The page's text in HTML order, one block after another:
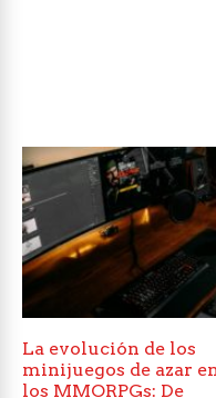
La evolución de los
minijuegos de azar
los MMORPGs: De